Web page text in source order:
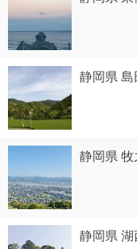
静岡県
静岡県
静岡県